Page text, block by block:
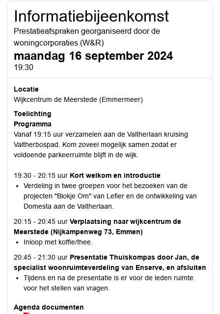
Informatiebijeenkomst
Prestatieafspraken georganiseerd door de
woningcorporaties (W&R)
maandag 16 september 2024
19:30
Locatie
Wijkcentrum de Meerstede (Emmermeer)
Toelichting
Programma
Vanaf 19:15 uur verzamelen aan de Valtherlaan kruising
Valtherbospad. Kom zoveel mogelijk samen zodat er
voldoende parkeerruimte blijft in de wijk.
19:30 - 20:15 uur Kort welkom en introductie
Verdeling in twee groepen voor het bezoeken van de
projecten "Blokje Om" van Lefier en de ontwikkeling van
Domesta aan de Valtherlaan.
20:15 - 20:45 uur Verplaatsing naar wijkcentrum de
Meerstede (Nijkampenweg 73, Emmen)
Inloop met koffie/thee.
20:45 - 21:30 uur Presentatie Thuiskompas door Jan, de
specialist woonruimteverdeling van Enserve, en afsluiten
Tijdens en na de presentatie is er voor de leden ruimte
voor het stellen van vragen.
Agenda documenten